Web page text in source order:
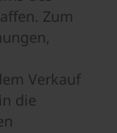
Zum
Verkauf
die